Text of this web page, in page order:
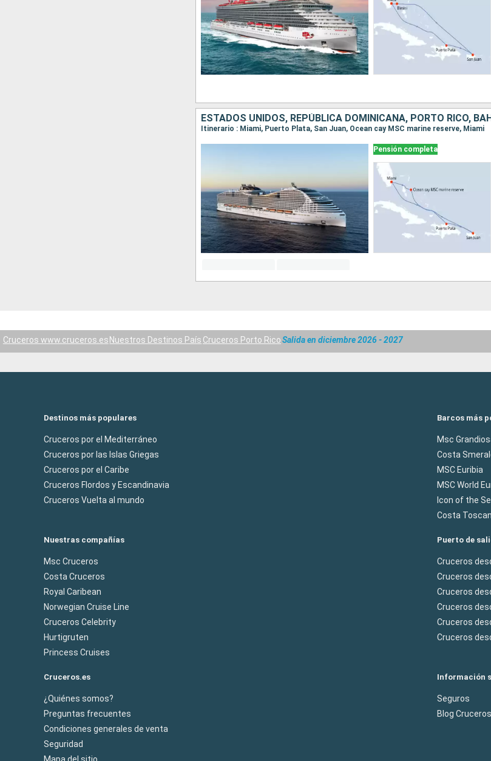
ESTADOS UNIDOS, REPÚBLICA DOMINICANA, PORTO RICO,
Itinerario : Miami, Puerto Plata, San Juan, Ocean cay MSC marine reserve, Miami
Pensión completa
Cruceros www.cruceros.es Nuestros Destinos País Cruceros Porto RicoSalida en diciembre 2026 - 2027
Destinos más populares
Cruceros por el Mediterráneo
Cruceros por las Islas Griegas
Cruceros por el Caribe
Cruceros Flordos y Escandinavia
Cruceros Vuelta al mundo
Barcos más
Msc
Costa
MSC Euribia
MSC World
Icon of the
Costa
Nuestras compañías
Msc Cruceros
Costa Cruceros
Royal Caribean
Norwegian Cruise Line
Cruceros Celebrity
Hurtigruten
Princess Cruises
Puerto de
Cruceros
Cruceros
Cruceros
Cruceros
Cruceros
Cruceros
Cruceros.es
¿Quiénes somos?
Preguntas frecuentes
Condiciones generales de venta
Seguridad
Información
Seguros
Blog